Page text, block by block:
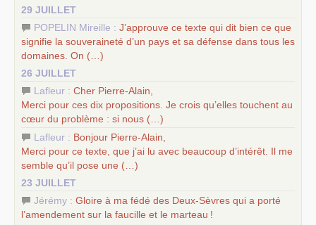
29 JUILLET
POPELIN Mireille : J’approuve ce texte qui dit bien ce que
signifie la souveraineté d’un pays et sa défense dans tous les
domaines. On (…)
26 JUILLET
Lafleur : Cher Pierre-Alain,
Merci pour ces dix propositions. Je crois qu’elles touchent au
cœur du problème : si nous (…)
Lafleur : Bonjour Pierre-Alain,
Merci pour ce texte, que j’ai lu avec beaucoup d’intérêt. Il me
semble qu’il pose une (…)
23 JUILLET
Jérémy : Gloire à ma fédé des Deux-Sèvres qui a porté
l’amendement sur la faucille et le marteau !